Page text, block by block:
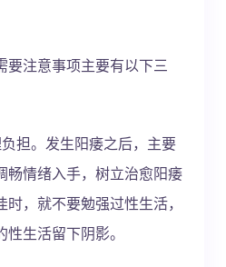
要注意事项主要有以下三
担。发生阳痿之后，主要
畅情绪入手，树立治愈阳痿
，就不要勉强过性生活，
生活留下阴影。